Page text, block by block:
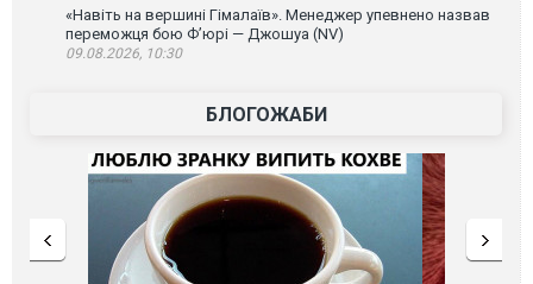
«Навіть на вершині Гімалаїв». Менеджер упевнено назвав
переможця бою Ф’юрі — Джошуа (NV)
09.08.2026, 10:30
БЛОГОЖАБИ